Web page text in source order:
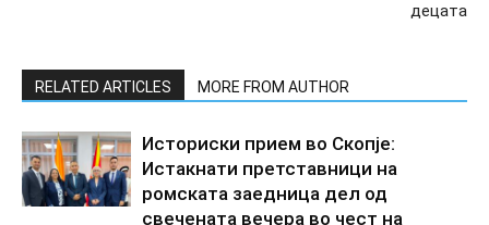
децата
RELATED ARTICLES MORE FROM AUTHOR
Историски прием во Скопје:
Истакнати претставници на
ромската заедница дел од
свечената вечера во чест на